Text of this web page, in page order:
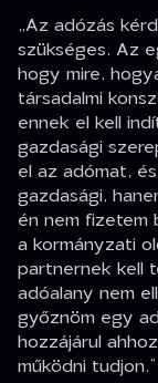
„Az adózás
szükséges. Az
hogy mire,
társadalmi
ennek el kell
gazdasági
el az adómat,
gazdasági,
én nem fizetem
a kormányzati
partnernek kell
adóalany nem
győznöm egy
hozzájárul
működni tudjon.”